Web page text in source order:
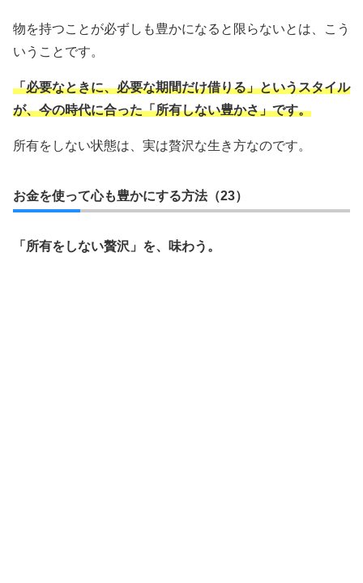
物を持つことが必ずしも豊かになると限らないとは、こう
いうことです。
「必要なときに、必要な期間だけ借りる」というスタイル
が、今の時代に合った「所有しない豊かさ」です。
所有をしない状態は、実は贅沢な生き方なのです。
お金を使って心も豊かにする方法（23）
「所有をしない贅沢」を、味わう。